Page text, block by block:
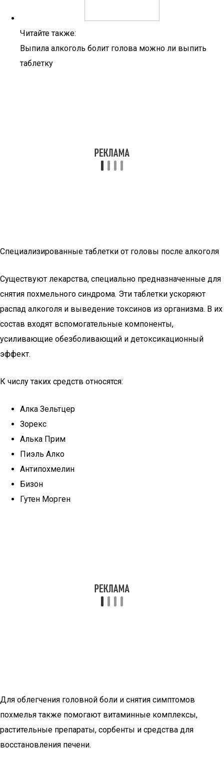
Читайте также:
Выпила алкоголь болит голова можно ли выпить
таблетку
Специализированные таблетки от головы после алкоголя
Существуют лекарства, специально предназначенные для
снятия похмельного синдрома. Эти таблетки ускоряют
распад алкоголя и выведение токсинов из организма. В их
состав входят вспомогательные компоненты,
усиливающие обезболивающий и детоксикационный
эффект.
К числу таких средств относятся:
Алка Зельтцер
Зорекс
Алька Прим
Пиэль Алко
Антипохмелин
Бизон
Гутен Морген
Для облегчения головной боли и снятия симптомов
похмелья также помогают витаминные комплексы,
растительные препараты, сорбенты и средства для
восстановления печени.